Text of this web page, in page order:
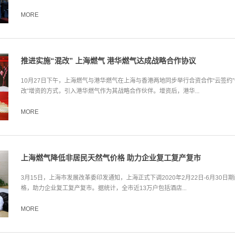
MORE
推进实施“混改” 上海燃气 港华燃气达成战略合作协议
10月27日下午，上海燃气与港华燃气在上海与香港两地同步举行合资合作“云签约
改”增资的方式，引入港华燃气作为其战略合作伙伴。增资后，港华...
MORE
上海燃气降低非居民天然气价格 助力企业复工复产复市
3月15日，上海市发展改革委印发通知，上海正式下调2020年2月22日-6月30日
格，助力企业复工复产复市。据统计，全市近13万户包括酒店...
MORE